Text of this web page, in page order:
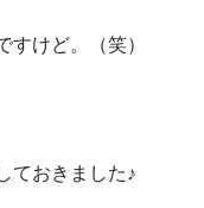
けど。（笑）
ておきました♪